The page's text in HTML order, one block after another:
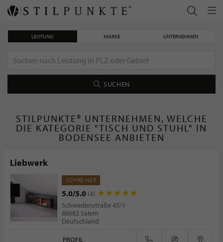
LEISTUNG MARKE UNTERNEHMEN
SUCHEN
STILPUNKTE® UNTERNEHMEN, WELCHE
DIE KATEGORIE "TISCH UND STUHL" IN
BODENSEE ANBIETEN
Liebwerk
SCHREINER
5.0/5.0 (4)
Schwedenstraße 45/1
88682 Salem
Deutschland
PROFIL